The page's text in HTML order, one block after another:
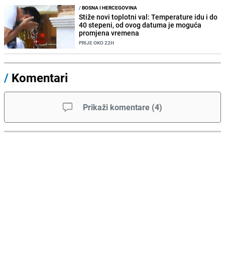
/BOSNA I HERCEGOVINA
Stiže novi toplotni val: Temperature idu i do
40 stepeni, od ovog datuma je moguća
promjena vremena
PRIJE OKO 22H
/ Komentari
Prikaži komentare (4)